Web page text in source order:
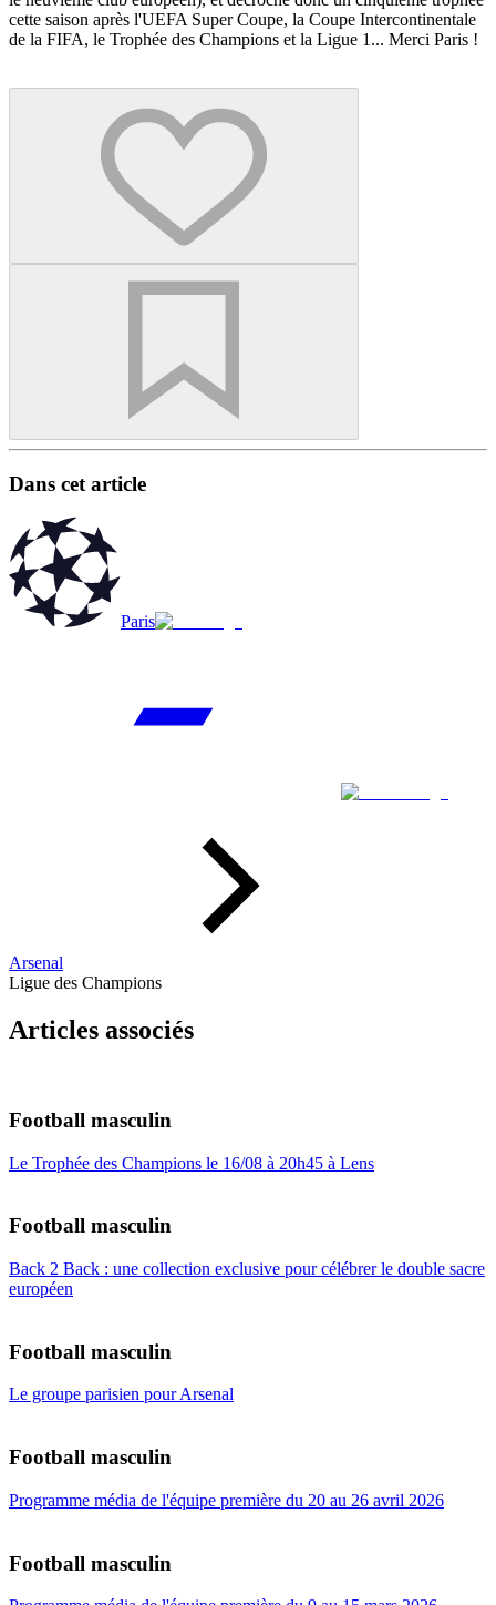
cette saison après l'UEFA Super Coupe, la Coupe Intercontinentale
de la FIFA, le Trophée des Champions et la Ligue 1... Merci Paris !
Dans cet article
Paris
Arsenal
Ligue des Champions
Articles associés
Football masculin
Le Trophée des Champions le 16/08 à 20h45 à Lens
Football masculin
Back 2 Back : une collection exclusive pour célébrer le double sacre
européen
Football masculin
Le groupe parisien pour Arsenal
Football masculin
Programme média de l'équipe première du 20 au 26 avril 2026
Football masculin